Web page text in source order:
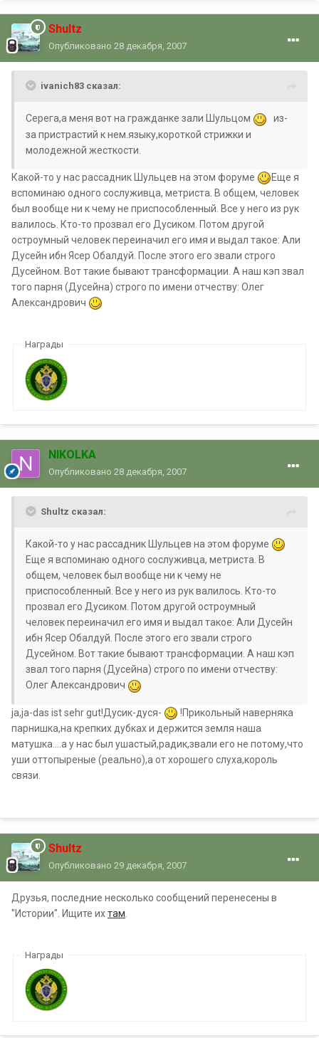
Shultz
Опубликовано 28 декабря, 2007
ivanich83 сказал:
Cерега,а меня вот на гражданке зали Шульцом
из-
за пристрастий к нем.языку,короткой стрижки и
молодежной жесткости.
Какой-то у нас рассадник Шульцев на этом форуме
Еще я
вспоминаю одного сослуживца, метриста. В общем, человек
был вообще ни к чему не приспособленный. Все у него из рук
валилось. Кто-то прозвал его Дусиком. Потом другой
остроумный человек переиначил его имя и выдал такое: Али
Дусейн ибн Ясер Обалдуй. После этого его звали строго
Дусейном. Вот такие бывают трансформации. А наш кэп звал
того парня (Дусейна) строго по имени отчеству: Олег
Александрович
Награды
NIKOLKA
Опубликовано 28 декабря, 2007
Shultz сказал:
Какой-то у нас рассадник Шульцев на этом форуме
Еще я вспоминаю одного сослуживца, метриста. В
общем, человек был вообще ни к чему не
приспособленный. Все у него из рук валилось. Кто-то
прозвал его Дусиком. Потом другой остроумный
человек переиначил его имя и выдал такое: Али Дусейн
ибн Ясер Обалдуй. После этого его звали строго
Дусейном. Вот такие бывают трансформации. А наш кэп
звал того парня (Дусейна) строго по имени отчеству:
Олег Александрович
ja,ja-das ist sehr gut!Дусик-дуся-
!Прикольный наверняка
парнишка,на крепких дубках и держится земля наша
матушка....а у нас был ушастый,радик,звали его не потому,что
уши оттопыреные (реально),а от хорошего слуха,король
связи.
Shultz
Опубликовано 29 декабря, 2007
Друзья, последние несколько сообщений перенесены в
"Истории". Ищите ихтам
Награды